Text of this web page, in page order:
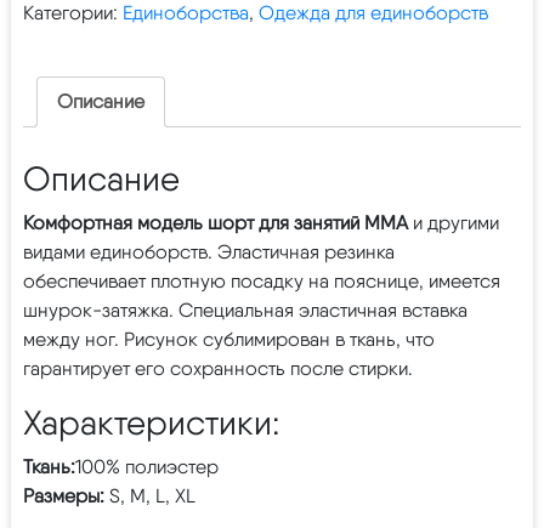
Категории: Единоборства, Одежда для единоборств
Описание
Описание
Комфортная модель шорт для занятий ММАи другими
видами единоборств. Эластичная резинка
обеспечивает плотную посадку на пояснице, имеется
шнурок-затяжка. Специальная эластичная вставка
между ног. Рисунок сублимирован в ткань, что
гарантирует его сохранность после стирки.
Характеристики:
Ткань:100% полиэстер
Размеры: S, M, L, XL